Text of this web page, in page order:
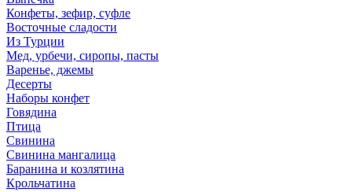
Конфеты, зефир, суфле
Восточные сладости
Из Турции
Мед, урбечи, сиропы, пасты
Варенье, джемы
Десерты
Наборы конфет
Говядина
Птица
Свинина
Свинина мангалица
Баранина и козлятина
Крольчатина